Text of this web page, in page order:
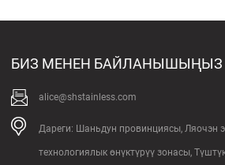
БИЗ МЕНЕН БАЙЛАНЫШЫҢЫЗ
alice@shstainless.com
Дареги: Шаньдун провинциясы, Ляочэн
технологиялык өнүктүрүү зонасы,